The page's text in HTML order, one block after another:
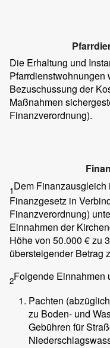
Die Erhaltung und
Bezuschussung der
Maßnahmen
Finanzverordnung).
1Dem
Finanzgesetz in
Finanzverordnung)
Einnahmen der
Höhe von 50.000 € zu
übersteigender Betrag
2Folgende Einnahmen
Pachten
zu Boden- und
Gebühren für